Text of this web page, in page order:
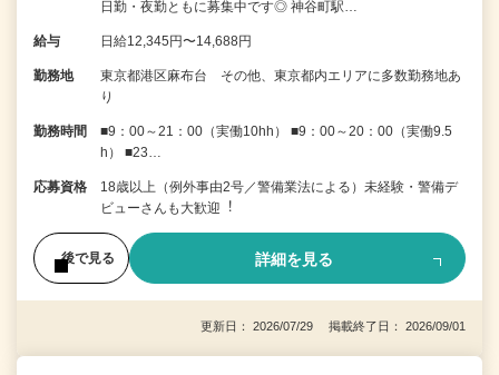
日勤・夜勤ともに募集中です◎ 神谷町駅…
給与 日給12,345円〜14,688円
勤務地
東京都港区麻布台 その他、東京都内エリアに多数勤務地あ
り
勤務時間
■9：00～21：00（実働10hh） ■9：00～20：00（実働9.5
h） ■23…
応募資格
18歳以上（例外事由2号／警備業法による）未経験・警備デ
ビューさんも⼤歓迎︕
後で見る 詳細を見る
更新日： 2026/07/29 掲載終了日： 2026/09/01